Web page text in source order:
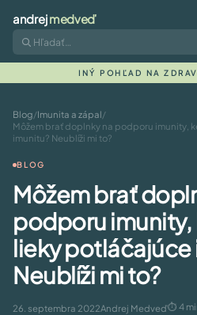
andrejmedveď
INÝ POHĽAD NA
Blog/Imunita a zápal/
Môžem brať doplnky na podporu imunity,
imunitu? Neublíži mi to?
BLOG
Môžem brať
podporu
lieky potláčajúce
Neublíži mi to?
26. septembra 2022Andrej Medveď⏱ 4